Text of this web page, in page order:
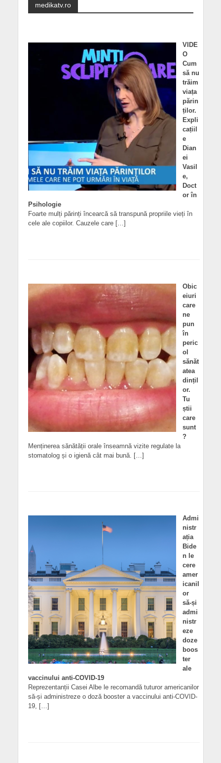
medikatv.ro
VIDE
O
Cum
să nu
trăim
viața
părin
ților.
Expli
cațiil
e
Dian
ei
Vasil
e,
Doct
or în
Psihologie
Foarte mulți părinți încearcă să transpună propriile vieți în
cele ale copiilor. Cauzele care […]
Obic
eiuri
care
ne
pun
în
peric
ol
sănăt
atea
dințil
or.
Tu
știi
care
sunt
?
Menținerea sănătății orale înseamnă vizite regulate la
stomatolog și o igienă cât mai bună. […]
Admi
nistr
ația
Bide
n le
cere
amer
icanil
or
să-și
admi
nistr
eze
doze
boos
ter
ale
vaccinului anti-COVID-19
Reprezentanții Casei Albe le recomandă tuturor americanilor
să-și administreze o doză booster a vaccinului anti-COVID-
19, […]